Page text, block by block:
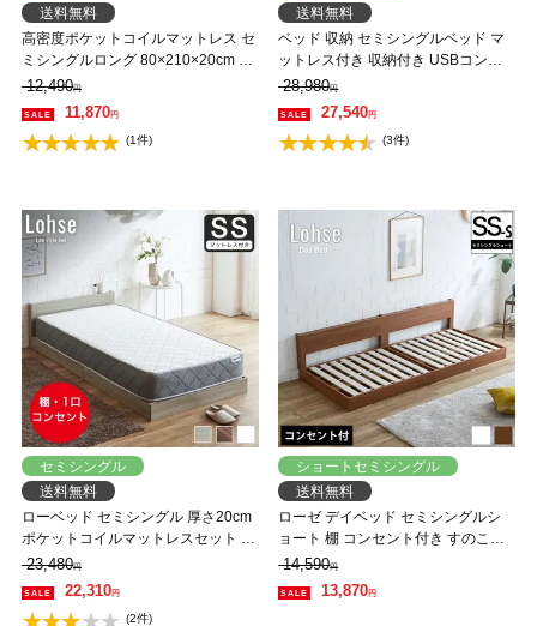
送料無料
高密度ポケットコイルマットレス セ
ミシングルロング 80×210×20cm ベ
ッドマットレス バリューマットレス
nerucoオリジナルマットレス
12,490円
11,870円
(1件)
送料無料
ベッド 収納 セミシングルベッド マ
ットレス付き 収納付き USBコンセ
ント付き zesto ゼスト セミシングル
ネルコZマットレス付き すのこベッ
ド 引き出し付きベッド zesto 木製ベ
ッド【AR】【z有料組立】
28,980円
27,540円
(3件)
セミシングル
送料無料
ローベッド セミシングル 厚さ20cm
ポケットコイルマットレスセット 木
製 棚付き コンセント すのこ ベッド
フロアベッド
23,480円
22,310円
(2件)
ショートセミシングル
送料無料
ローゼ デイベッド セミシングルシ
ョート 棚 コンセント付き すのこベ
ッド ショートサイズ ショートベッ
ドローベッド ソファベッド
14,590円
13,870円